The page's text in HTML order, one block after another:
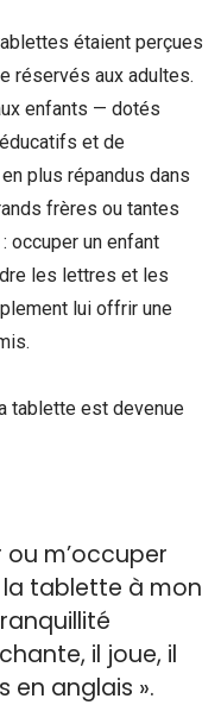
étaient perçues
réservés aux adultes.
enfants — dotés
et de
plus répandus dans
frères ou tantes
occuper un enfant
les lettres et les
lui offrir une
tablette est devenue
ou m’occuper
tablette à mon
il joue, il
en anglais ».